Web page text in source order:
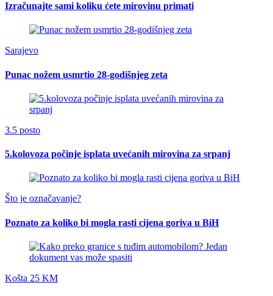
Izračunajte sami koliku ćete mirovinu primati
Sarajevo
Punac nožem usmrtio 28-godišnjeg zeta
3.5 posto
5.kolovoza počinje isplata uvećanih mirovina za srpanj
Što je označavanje?
Poznato za koliko bi mogla rasti cijena goriva u BiH
Košta 25 KM